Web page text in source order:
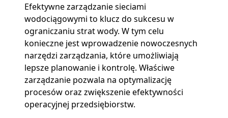
Efektywne zarządzanie sieciami
wodociągowymi to klucz do sukcesu w
ograniczaniu strat wody. W tym celu
konieczne jest wprowadzenie nowoczesnych
narzędzi zarządzania, które umożliwiają
lepsze planowanie i kontrolę. Właściwe
zarządzanie pozwala na optymalizację
procesów oraz zwiększenie efektywności
operacyjnej przedsiębiorstw.